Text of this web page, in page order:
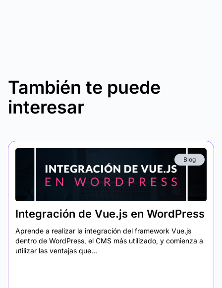
También te puede
interesar
Blog
Integración de Vue.js en WordPress
Aprende a realizar la integración del framework Vue.js
dentro de WordPress, el CMS más utilizado, y comienza a
utilizar las ventajas que...